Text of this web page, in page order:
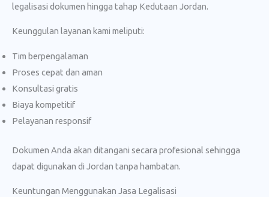
legalisasi dokumen hingga tahap Kedutaan Jordan.
Keunggulan layanan kami meliputi:
Tim berpengalaman
Proses cepat dan aman
Konsultasi gratis
Biaya kompetitif
Pelayanan responsif
Dokumen Anda akan ditangani secara profesional sehingga
dapat digunakan di Jordan tanpa hambatan.
Keuntungan Menggunakan Jasa Legalisasi